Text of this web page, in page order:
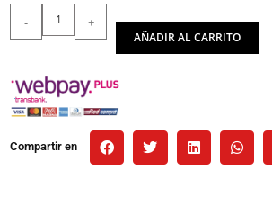
- +
AÑADIR AL CARRITO
Compartir en